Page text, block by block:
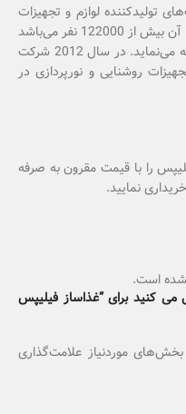
تولیدکننده لوازم و تجهیزات
الکترونیکی جهان است، که شمار کارکنان آن بیش از 122000 نفر می‌باشد
و در 60 کشور جهان، خدمات خود را ارائه می‌نماید. در سال 2012 شرکت
روشنایی و نورپردازی در
را با قیمت مقرون به صرفه
نمایید.
است.
می کنید برای “غذاساز فیلیپس
بخش‌های موردنیاز علامت‌گذاری